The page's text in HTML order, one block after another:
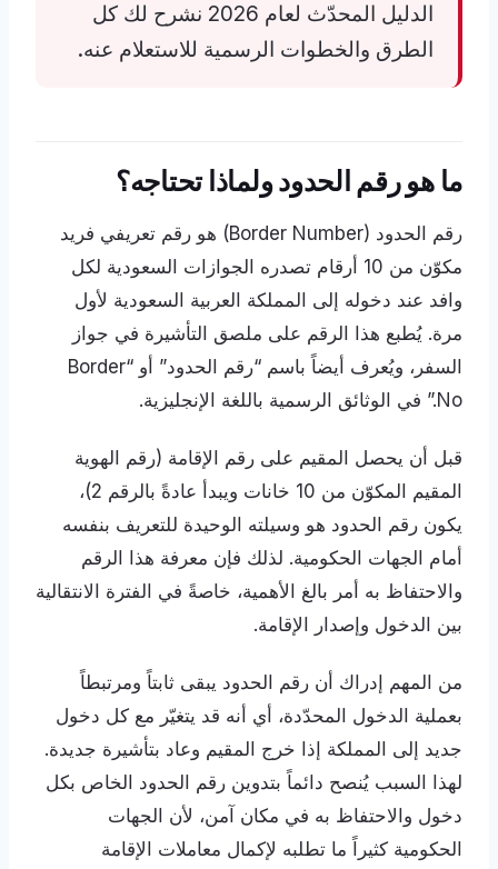
الدليل المحدّث لعام 2026 نشرح لك كل
الطرق والخطوات الرسمية للاستعلام عنه.
ما هو رقم الحدود ولماذا تحتاجه؟
رقم الحدود (Border Number) هو رقم تعريفي فريد
مكوّن من 10 أرقام تصدره الجوازات السعودية لكل
وافد عند دخوله إلى المملكة العربية السعودية لأول
مرة. يُطبع هذا الرقم على ملصق التأشيرة في جواز
السفر، ويُعرف أيضاً باسم “رقم الحدود” أو “Border
No.” في الوثائق الرسمية باللغة الإنجليزية.
قبل أن يحصل المقيم على رقم الإقامة (رقم الهوية
المقيم المكوّن من 10 خانات ويبدأ عادةً بالرقم 2)،
يكون رقم الحدود هو وسيلته الوحيدة للتعريف بنفسه
أمام الجهات الحكومية. لذلك فإن معرفة هذا الرقم
والاحتفاظ به أمر بالغ الأهمية، خاصةً في الفترة الانتقالية
بين الدخول وإصدار الإقامة.
من المهم إدراك أن رقم الحدود يبقى ثابتاً ومرتبطاً
بعملية الدخول المحدّدة، أي أنه قد يتغيّر مع كل دخول
جديد إلى المملكة إذا خرج المقيم وعاد بتأشيرة جديدة.
لهذا السبب يُنصح دائماً بتدوين رقم الحدود الخاص بكل
دخول والاحتفاظ به في مكان آمن، لأن الجهات
الحكومية كثيراً ما تطلبه لإكمال معاملات الإقامة